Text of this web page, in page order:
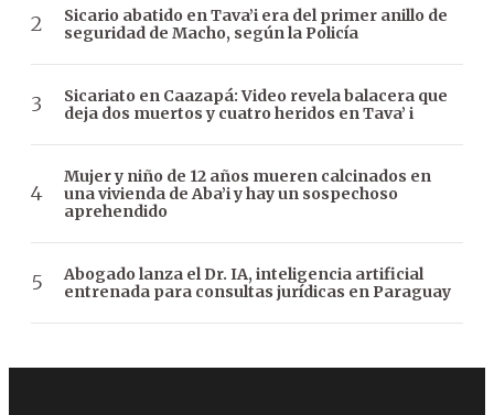
Sicario abatido en Tava’i era del primer anillo de
seguridad de Macho, según la Policía
Sicariato en Caazapá: Video revela balacera que
deja dos muertos y cuatro heridos en Tava’ i
Mujer y niño de 12 años mueren calcinados en
una vivienda de Aba’i y hay un sospechoso
aprehendido
Abogado lanza el Dr. IA, inteligencia artificial
entrenada para consultas jurídicas en Paraguay